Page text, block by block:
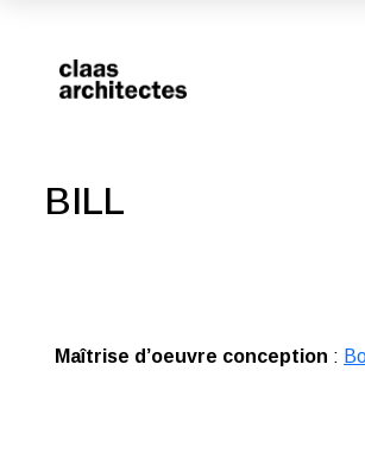
BILL
Maîtrise d’oeuvre conception :